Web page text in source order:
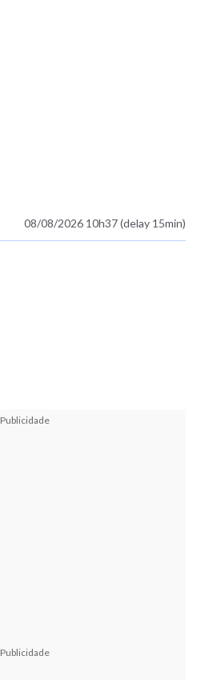
08/08/2026 10h37 (delay 15min)
Publicidade
Publicidade